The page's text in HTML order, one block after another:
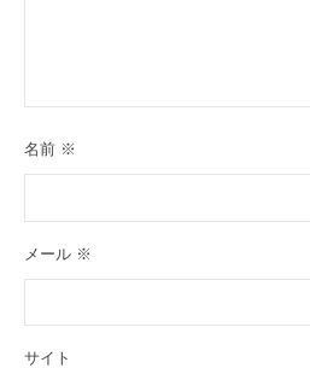
名前 ※
メール ※
サイト